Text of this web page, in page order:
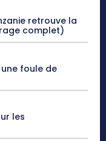
retrouve la
complet)
foule de
les